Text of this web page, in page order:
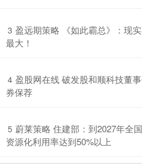
3 盈远期策略 《如此霸总》：现
最大！
4 盈股网在线 破发股和顺科技董
券保荐
5 蔚莱策略 住建部：到2027年全
资源化利用率达到50%以上